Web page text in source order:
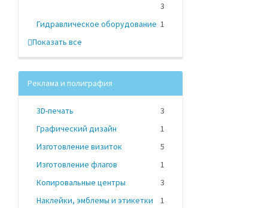
3
Гидравлическое оборудование 1
Показать все
Реклама и полиграфия
3D-печать
3
Графический дизайн
1
Изготовление визиток
5
Изготовление флагов
1
Копировальные центры
3
Наклейки, эмблемы и этикетки
1